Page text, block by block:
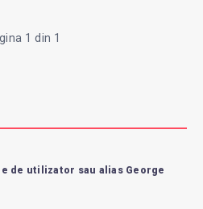
1 din 1
de utilizator sau alias George